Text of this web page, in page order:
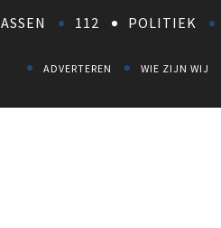
ASSEN 112 POLITIEK
ADVERTEREN WIE ZIJN WIJ